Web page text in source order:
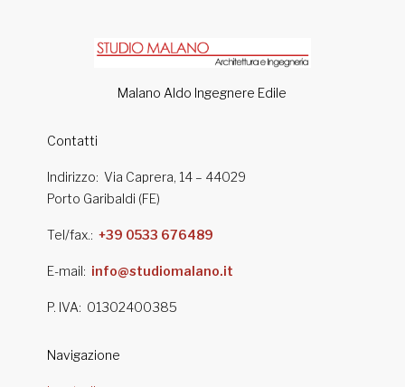
Malano Aldo Ingegnere Edile
Contatti
Indirizzo
Via Caprera, 14 – 44029
Porto Garibaldi (FE)
Tel/fax. +39 0533 676489
E-mail info@studiomalano.it
P. IVA 01302400385
Navigazione